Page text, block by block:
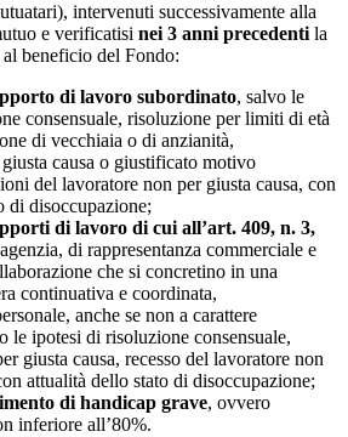
intervenuti successivamente alla
e verificatisi nei 3 anni precedenti la
beneficio del Fondo:
di lavoro subordinato, salvo le
consensuale, risoluzione per limiti di età
di vecchiaia o di anzianità,
causa o giustificato motivo
del lavoratore non per giusta causa, con
di disoccupazione;
di lavoro di cui all’art. 409, n. 3,
di rappresentanza commerciale e
che si concretino in una
continuativa e coordinata,
anche se non a carattere
le ipotesi di risoluzione consensuale,
giusta causa, recesso del lavoratore non
attualità dello stato di disoccupazione;
di handicap grave, ovvero
inferiore all’80%.